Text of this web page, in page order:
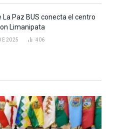
La Paz BUS conecta el centro
Limanipata
2025 406